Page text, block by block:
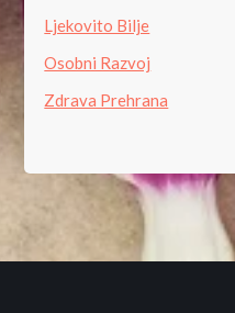
Ljekovito Bilje
Osobni Razvoj
Zdrava Prehrana